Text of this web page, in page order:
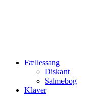
Fællessang
Diskant
Salmebog
Klaver